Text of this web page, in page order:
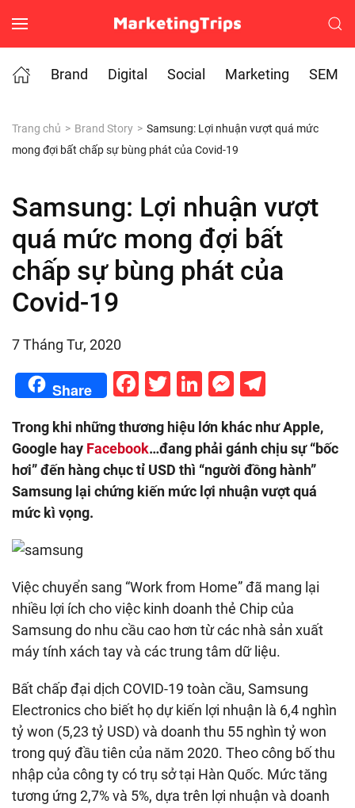
Skip to main content
Brand
Digital Social Marketing SEM
Trang chủ Brand Story
Samsung: Lợi nhuận vượt quá mức
mong đợi bất chấp sự bùng phát của Covid-19
Samsung: Lợi nhuận vượt
quá mức mong đợi bất
chấp sự bùng phát của
Covid-19
7 Tháng Tư, 2020
Share Facebook
Twitter
LinkedIn
Trong khi những thương hiệu lớn khác như Apple,
Google hay Facebook…đang phải gánh chịu sự “bốc
hơi” đến hàng chục tỉ USD thì “người đồng hành”
Samsung lại chứng kiến mức lợi nhuận vượt quá
mức kì vọng.
Việc chuyển sang “Work from Home” đã mang lại
nhiều lợi ích cho việc kinh doanh thẻ Chip của
Samsung do nhu cầu cao hơn từ các nhà sản xuất
máy tính xách tay và các trung tâm dữ liệu.
Bất chấp đại dịch COVID-19 toàn cầu, Samsung
Electronics cho biết họ dự kiến ​​lợi nhuận là 6,4 nghìn
tỷ won (5,23 tỷ USD) và doanh thu 55 nghìn tỷ won
trong quý đầu tiên của năm 2020. Theo công bố thu
nhập của công ty có trụ sở tại Hàn Quốc. Mức tăng
tương ứng 2,7% và 5%, dựa trên lợi nhuận và doanh